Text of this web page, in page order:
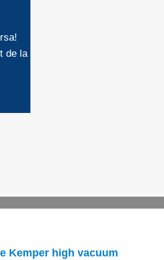
de la
Kemper high vacuum